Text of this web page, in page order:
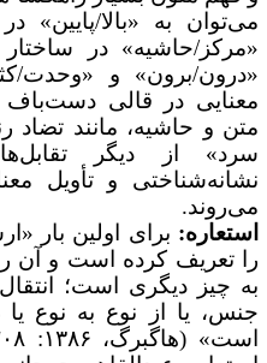
به «بالا/پایین»
حاشیه» در ساختار
برون» و «وحدت/
در قالی دست‌باف
و حاشیه، مانند تضاد
از دیگر
و تأویل
برای اولین بار
تعریف کرده است و آن را
چیز دیگری است؛ انتقال
یا از نوع به نوع یا